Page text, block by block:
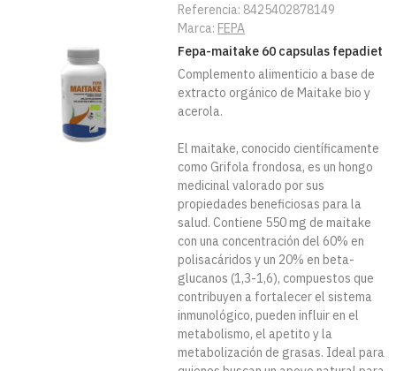
Referencia: 8425402878149
Marca: FEPA
Fepa-maitake 60 capsulas fepadiet
Complemento alimenticio a base de
extracto orgánico de Maitake bio y
acerola.
El maitake, conocido científicamente
como Grifola frondosa, es un hongo
medicinal valorado por sus
propiedades beneficiosas para la
salud. Contiene 550 mg de maitake
con una concentración del 60% en
polisacáridos y un 20% en beta-
glucanos (1,3-1,6), compuestos que
contribuyen a fortalecer el sistema
inmunológico, pueden influir en el
metabolismo, el apetito y la
metabolización de grasas. Ideal para